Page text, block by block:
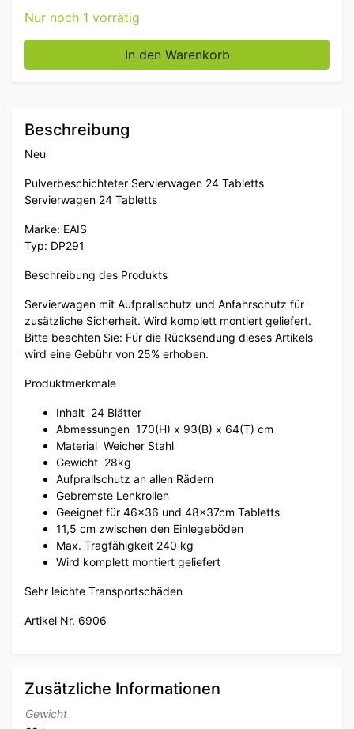
Nur noch 1 vorrätig
EAIS Pulverbeschichteter Servierwagen 24 Tabletts
In den Warenkorb
Beschreibung
Neu
Pulverbeschichteter Servierwagen 24 Tabletts
Servierwagen 24 Tabletts
Marke: EAIS
Typ: DP291
Beschreibung des Produkts
Servierwagen mit Aufprallschutz und Anfahrschutz für
zusätzliche Sicherheit. Wird komplett montiert geliefert.
Bitte beachten Sie: Für die Rücksendung dieses Artikels
wird eine Gebühr von 25% erhoben.
Produktmerkmale
Inhalt 24 Blätter
Abmessungen 170(H) x 93(B) x 64(T) cm
Material Weicher Stahl
Gewicht 28kg
Aufprallschutz an allen Rädern
Gebremste Lenkrollen
Geeignet für 46×36 und 48x37cm Tabletts
11,5 cm zwischen den Einlegeböden
Max. Tragfähigkeit 240 kg
Wird komplett montiert geliefert
Sehr leichte Transportschäden
Artikel Nr. 6906
Zusätzliche Informationen
Gewicht